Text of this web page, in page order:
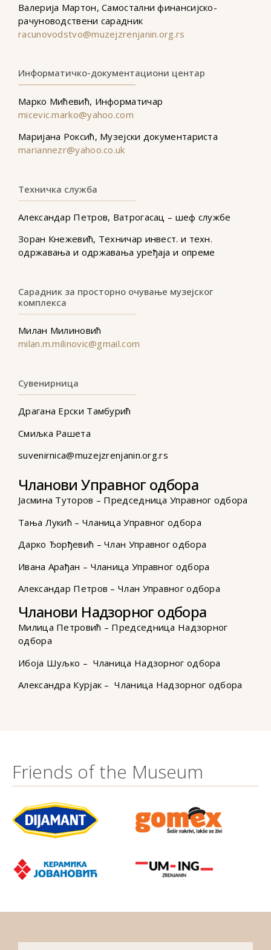
Валерија Мартон, Самостални финансијско-
рачуноводствени сарадник
racunovodstvo@muzejzrenjanin.org.rs
Информатичко-документациони центар
Марко Мићевић, Информатичар
micevic.marko@yahoo.com
Маријана Роксић, Музејски документариста
mariannezr@yahoo.co.uk
Техничка служба
Александар Петров, Ватрогасац – шеф службе
Зоран Кнежевић, Техничар инвест. и техн.
одржавања и одржавања уређаја и опреме
Сарадник за просторно очување музејског
комплекса
Милан Милиновић
milan.m.milinovic@gmail.com
Сувенирница
Драгана Ерски Тамбурић
Смиљка Рашета
suvenirnica@muzejzrenjanin.org.rs
Чланови Управног одбора
Јасмина Туторов – Председница Управног одбора
Тања Лукић – Чланица Управног одбора
Дарко Ђорђевић – Члан Управног одбора
Ивана Арађан – Чланица Управног одбора
Александар Петров – Члан Управног одбора
Чланови Надзорног одбора
Милица Петровић – Председница Надзорног
одбора
Ибоја Шуљко – Чланица Надзорног одбора
Александра Курјак – Чланица Надзорног одбора
Friends of the Museum